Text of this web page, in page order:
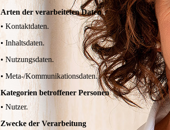
Arten der verarbeiteten Daten
• Kontaktdaten.
• Inhaltsdaten.
• Nutzungsdaten.
• Meta-/Kommunikationsdaten.
Kategorien betroffener Personen
• Nutzer.
Zwecke der Verarbeitung